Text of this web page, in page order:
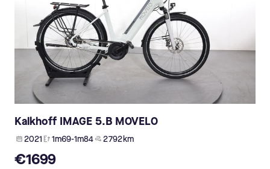
Kalkhoff IMAGE 5.B MOVELO
2021 1m69-1m84 2 792 km
€1699